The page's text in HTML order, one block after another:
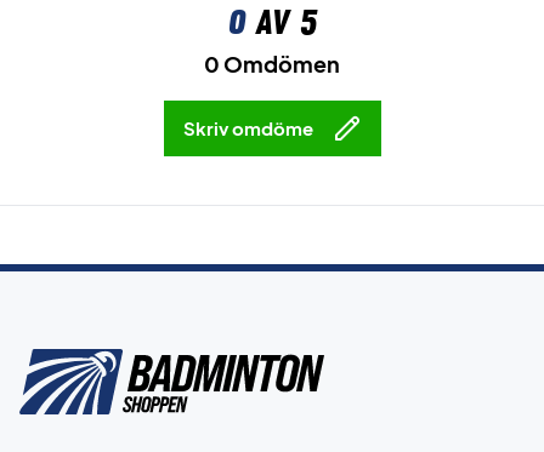
0av 5
0 Omdömen
Skriv omdöme